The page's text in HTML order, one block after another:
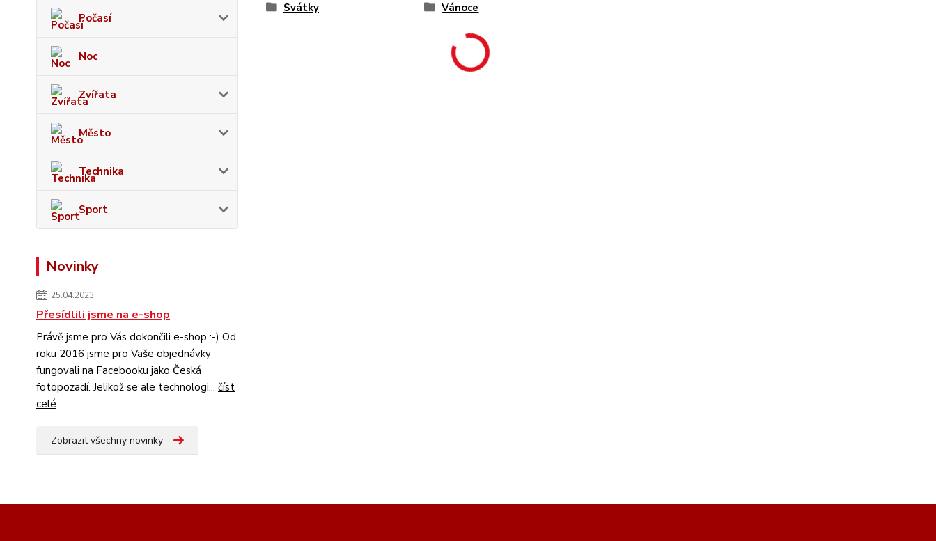
Počasí
Noc
Zvířata
Město
Technika
Sport
Novinky
25.04.2023
Přesídlili jsme na e-shop
Právě jsme pro Vás dokončili e-shop :-) Od
roku 2016 jsme pro Vaše objednávky
fungovali na Facebooku jako Česká
fotopozadí. Jelikož se ale technologi... číst
celé
Zobrazit všechny novinky
Svátky Vánoce